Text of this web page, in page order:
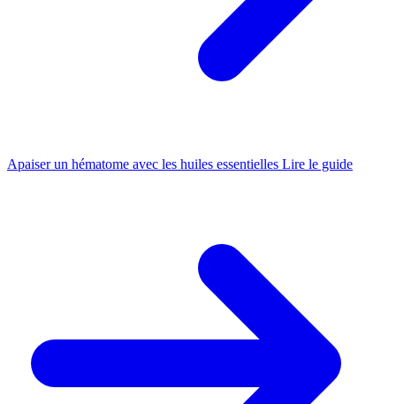
Apaiser un hématome avec les huiles essentielles Lire le guide